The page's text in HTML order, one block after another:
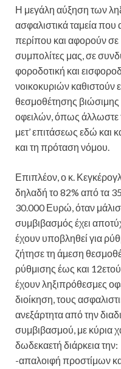
Η μεγάλη αύξηση των
ασφαλιστικά ταμεία που
περίπου και αφορούν σε
συμπολίτες μας, σε
φοροδοτική και
νοικοκυριών καθιστούν
θεσμοθέτησης
οφειλών, όπως άλλωστε
μετ’ επιτάσεως εδώ και
και τη πρόταση νόμου.
Επιπλέον, ο κ.
δηλαδή το 82% από τα
30.000 Ευρώ, όταν
συμβιβασμός έχει
έχουν υποβληθεί για
ζήτησε τη άμεση
ρύθμισης έως και
έχουν ληξιπρόθεσμες
διοίκηση, τους
ανεξάρτητα από την
συμβιβασμού, με κύρια
δωδεκαετή διάρκεια την:
-απαλοιφή προστίμων